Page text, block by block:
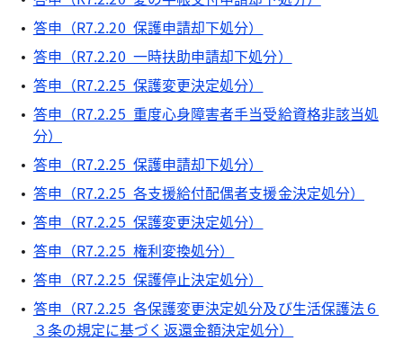
答申（R7.2.20 保護申請却下処分）
答申（R7.2.20 一時扶助申請却下処分）
答申（R7.2.25 保護変更決定処分）
答申（R7.2.25 重度心身障害者手当受給資格非該当処
分）
答申（R7.2.25 保護申請却下処分）
答申（R7.2.25 各支援給付配偶者支援金決定処分）
答申（R7.2.25 保護変更決定処分）
答申（R7.2.25 権利変換処分）
答申（R7.2.25 保護停止決定処分）
答申（R7.2.25 各保護変更決定処分及び生活保護法６
３条の規定に基づく返還金額決定処分）